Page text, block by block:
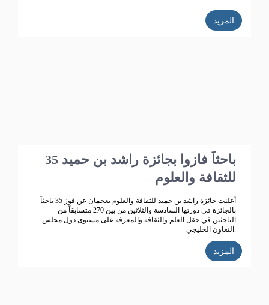
المزيد
35 باحثاً فازوا بجائزة راشد بن حميد
للثقافة والعلوم
أعلنت جائزة راشد بن حميد للثقافة والعلوم بعجمان عن فوز 35 باحثاً
بالجائزة في دورتها السادسة والثلاثين من بين 270 متسابقاً من
الباحثين في حقل العلم والثقافة والمعرفة على مستوى دول مجلس
التعاون الخليجي.
المزيد